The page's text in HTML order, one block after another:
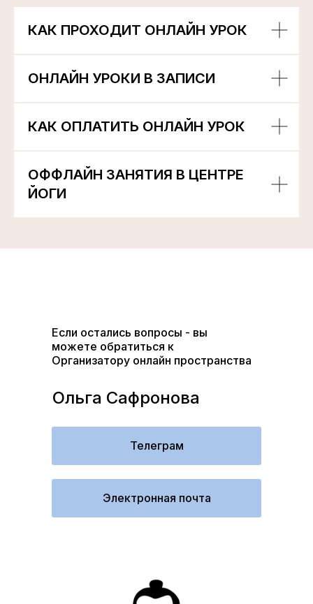
КАК ПРОХОДИТ ОНЛАЙН УРОК
ОНЛАЙН УРОКИ В ЗАПИСИ
КАК ОПЛАТИТЬ ОНЛАЙН УРОК
ОФФЛАЙН ЗАНЯТИЯ В ЦЕНТРЕ
ЙОГИ
Если остались вопросы - вы
можете обратиться к
Организатору онлайн пространства
Телеграм
Электронная почта
Ольга Сафронова